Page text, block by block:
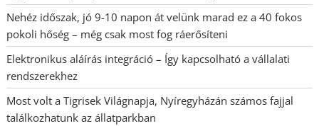
Nehéz időszak, jó 9-10 napon át velünk marad ez a 40 fokos
pokoli hőség – még csak most fog ráerősíteni
Elektronikus aláírás integráció – Így kapcsolható a vállalati
rendszerekhez
Most volt a Tigrisek Világnapja, Nyíregyházán számos fajjal
találkozhatunk az állatparkban